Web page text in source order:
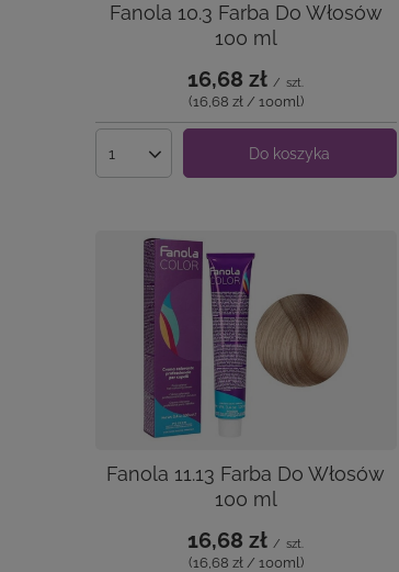
Fanola 10.3 Farba Do Włosów
100 ml
16,68 zł / szt.
(16,68 zł / 100ml)
Ilość produktów Do koszyka
Fanola 11.13 Farba Do Włosów
100 ml
16,68 zł / szt.
(16,68 zł / 100ml)